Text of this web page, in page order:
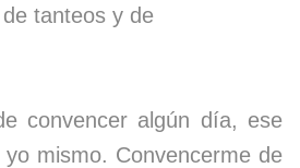
tanteos y de
convencer algún día, ese
mismo. Convencerme de